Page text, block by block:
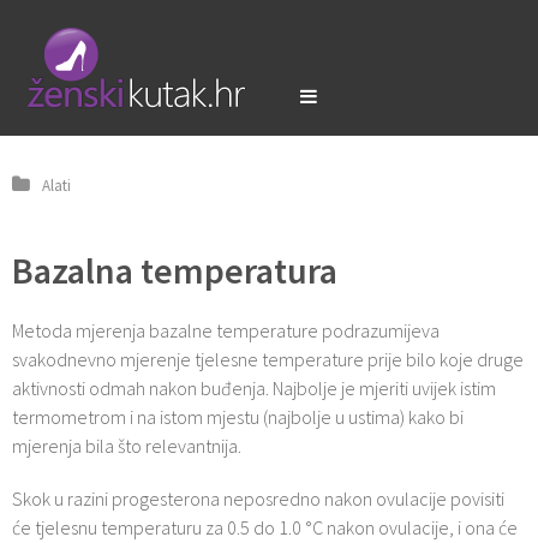
Alati
Bazalna temperatura
Metoda mjerenja bazalne temperature podrazumijeva
svakodnevno mjerenje tjelesne temperature prije bilo koje druge
aktivnosti odmah nakon buđenja. Najbolje je mjeriti uvijek istim
termometrom i na istom mjestu (najbolje u ustima) kako bi
mjerenja bila što relevantnija.
Skok u razini progesterona neposredno nakon ovulacije povisiti
će tjelesnu temperaturu za 0.5 do 1.0 °C nakon ovulacije, i ona će